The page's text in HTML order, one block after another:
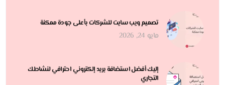
تصميم ويب سايت للشركات بأعلى جودة ممكنة
مايو 24, 2026
إليك أفضل استضافة بريد إلكتروني احترافي لنشاطك
التجاري